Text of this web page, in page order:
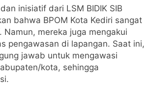
inisiatif dari LSM BIDIK SIB
bahwa BPOM Kota Kediri sangat
mereka juga mengakui
pengawasan di lapangan. Saat ini,
jawab untuk mengawasi
kota, sehingga